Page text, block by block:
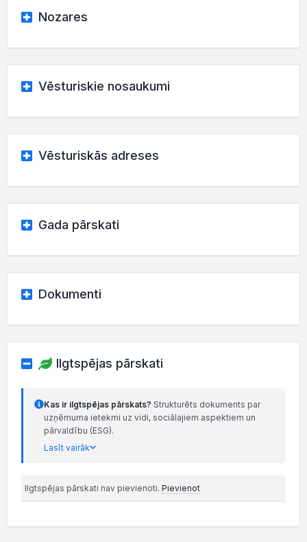
Nozares
Vēsturiskie nosaukumi
Vēsturiskās adreses
Gada pārskati
Dokumenti
Ilgtspējas pārskati
Kas ir ilgtspējas pārskats? Strukturēts dokuments par
uzņēmuma ietekmi uz vidi, sociālajiem aspektiem un
pārvaldību (ESG).
Lasīt vairāk
Ilgtspējas pārskati nav pievienoti. Pievienot